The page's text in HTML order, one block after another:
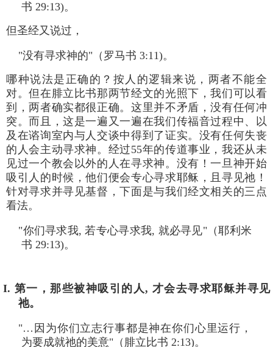
书 29:13)。
但圣经又说过，
"没有寻求神的"（罗马书 3:11)。
哪种说法是正确的？按人的逻辑来说，两者不能全
对。但在腓立比书那两节经文的光照下，我们可以看
到，两者确实都很正确。这里并不矛盾，没有任何冲
突。而且，这是一遍又一遍在我们传福音过程中、以
及在谘询室内与人交谈中得到了证实。没有任何失丧
的人会主动寻求神。经过55年的传道事业，我还从未
见过一个教会以外的人在寻求神。没有！一旦神开始
吸引人的时候，他们便会专心寻求耶稣，且寻见祂！
针对寻求并寻见基督，下面是与我们经文相关的三点
看法。
"你们寻求我, 若专心寻求我, 就必寻见"（耶利米
书 29:13)。
I. 第一，那些被神吸引的人, 才会去寻求耶稣并寻见
祂。
"…因为你们立志行事都是神在你们心里运行，
为要成就祂的美意"（腓立比书 2:13)。